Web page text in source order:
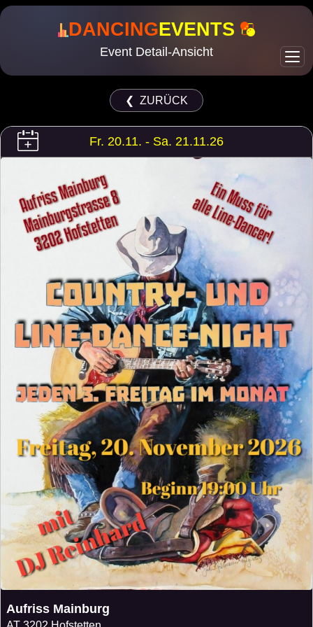
DANCINGEVENTS
Event Detail-Ansicht
❮ ZURÜCK
Fr. 20.11. - Sa. 21.11.26
Aufriss Mainburg